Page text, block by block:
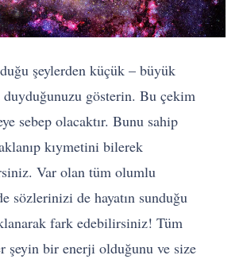
şeylerden küçük – büyük
duyduğunuzu gösterin. Bu çekim
sebep olacaktır. Bunu sahip
kıymetini bilerek
Var olan tüm olumlu
sözlerinizi de hayatın sunduğu
fark edebilirsiniz! Tüm
şeyin bir enerji olduğunu ve size